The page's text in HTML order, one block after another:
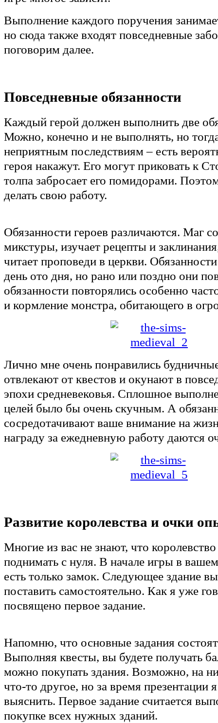
Выполнение каждого поручения
но сюда также входят повседневные
поговорим далее.
Повседневные обязанности
Каждый герой должен выполнить две
Можно, конечно и не выполнять, но
неприятным последствиям – есть
героя накажут. Его могут приковать к
толпа забросает его помидорами.
делать свою работу.
Обязанности героев различаются. Маг
микстуры, изучает рецепты и
читает проповеди в церкви.
день ото дня, но рано или поздно они
обязанности повторялись особенно
и кормление монстра, обитающего в
Лично мне очень понравились
отвлекают от квестов и окунают в
эпохи средневековья. Сплошное
целей было бы очень скучным. А
сосредотачивают ваше внимание на
награду за ежедневную работу даются
Развитие королевства и очки
Многие из вас не знают, что
поднимать с нуля. В начале игры в
есть только замок. Следующее здание
поставить самостоятельно. Как я уже
посвящено первое задание.
Напомню, что основные задания
Выполняя квесты, вы будете получать
можно покупать здания. Возможно, на
что-то другое, но за время презентации
выяснить. Первое задание считается
покупке всех нужных зданий.